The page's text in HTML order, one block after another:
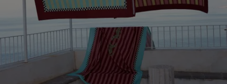
Si certains produits sont confectionnés à la commande, votre commande
sera envoyée selon le délai d’expédition du produit le plus lointain, lorsque
tous les produits seront disponibles.
A ce délai s’ajoute le délai d’acheminement de notre entrepôt à votre domicile
selon l’option de livraison choisie.
Commandez sans crainte. Les retours sont acceptés dans les 14 jours